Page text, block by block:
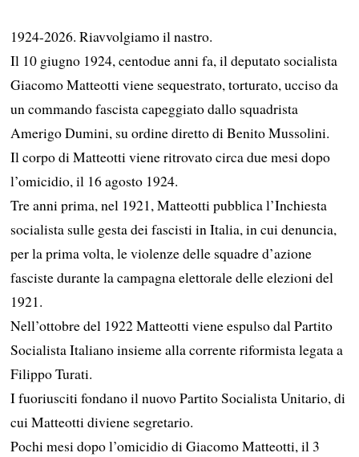
1924-2026. Riavvolgiamo il nastro.
Il 10 giugno 1924, centodue anni fa, il deputato socialista
Giacomo Matteotti viene sequestrato, torturato, ucciso da
un commando fascista capeggiato dallo squadrista
Amerigo Dumini, su ordine diretto di Benito Mussolini.
Il corpo di Matteotti viene ritrovato circa due mesi dopo
l’omicidio, il 16 agosto 1924.
Tre anni prima, nel 1921, Matteotti pubblica l’Inchiesta
socialista sulle gesta dei fascisti in Italia, in cui denuncia,
per la prima volta, le violenze delle squadre d’azione
fasciste durante la campagna elettorale delle elezioni del
1921.
Nell’ottobre del 1922 Matteotti viene espulso dal Partito
Socialista Italiano insieme alla corrente riformista legata a
Filippo Turati.
I fuoriusciti fondano il nuovo Partito Socialista Unitario, di
cui Matteotti diviene segretario.
Pochi mesi dopo l’omicidio di Giacomo Matteotti, il 3